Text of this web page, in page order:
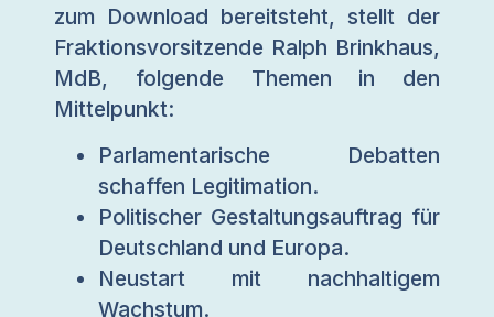
zum Download bereitsteht, stellt der
Fraktionsvorsitzende Ralph Brinkhaus,
MdB, folgende Themen in den
Mittelpunkt:
Parlamentarische Debatten
schaffen Legitimation.
Politischer Gestaltungsauftrag für
Deutschland und Europa.
Neustart mit nachhaltigem
Wachstum.